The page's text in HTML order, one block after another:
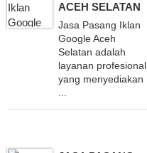
ACEH SELATAN
Jasa Pasang Iklan
Google Aceh
Selatan adalah
layanan profesional
yang menyediakan